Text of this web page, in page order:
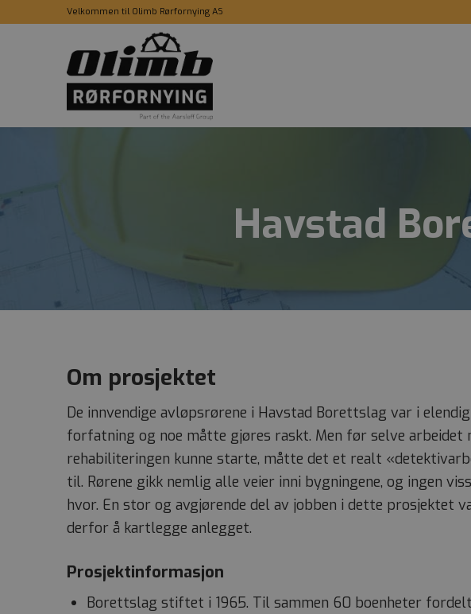
Velkommen til Olimb Rørfornying AS
Havstad
Om prosjektet
De innvendige avløpsrørene i Havstad Borettslag var i elendig
forfatning og noe måtte gjøres raskt. Men før selve arbeidet
rehabiliteringen kunne starte, måtte det et realt
til. Rørene gikk nemlig alle veier inni bygningene, og ingen
hvor. En stor og avgjørende del av jobben i dette prosjektet
derfor å kartlegge anlegget.
Prosjektinformasjon
Borettslag stiftet i 1965. Til sammen 60 boenheter